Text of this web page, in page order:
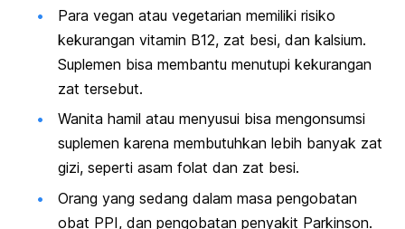
Para vegan atau vegetarian memiliki risiko
kekurangan vitamin B12, zat besi, dan kalsium.
Suplemen bisa membantu menutupi kekurangan
zat tersebut.
Wanita hamil atau menyusui bisa mengonsumsi
suplemen karena membutuhkan lebih banyak zat
gizi, seperti asam folat dan zat besi.
Orang yang sedang dalam masa pengobatan
obat PPI, dan pengobatan penyakit Parkinson.